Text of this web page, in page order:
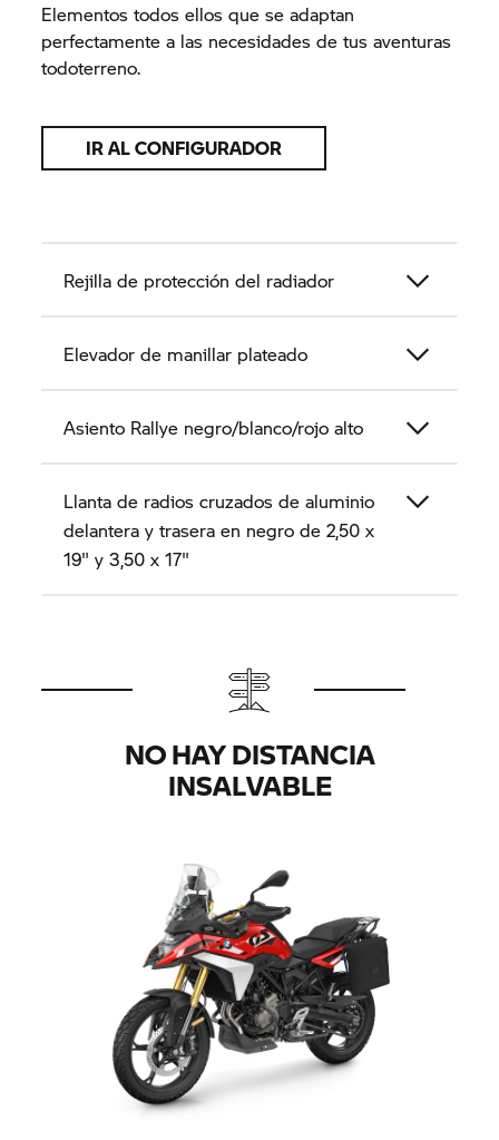
Elementos todos ellos que se adaptan
perfectamente a las necesidades de tus aventuras
todoterreno.
IR AL CONFIGURADOR
Rejilla de protección del radiador
Elevador de manillar plateado
Asiento Rallye negro/blanco/rojo alto
Llanta de radios cruzados de aluminio
delantera y trasera en negro de 2,50 x
19" y 3,50 x 17"
NO HAY DISTANCIA
INSALVABLE